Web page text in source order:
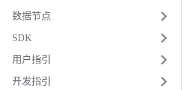
数据节点
SDK
用户指引
开发指引